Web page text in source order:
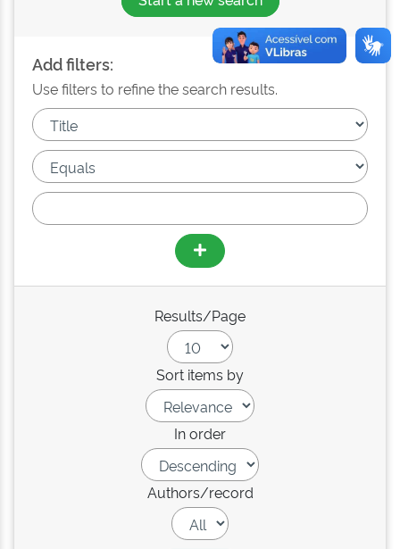
Add filters:
Use filters to refine the search results.
Results/Page
Sort items by
In order
Authors/record